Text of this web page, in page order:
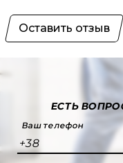
Оставить отзыв
ЕСТЬ
Ваш телефон
+38